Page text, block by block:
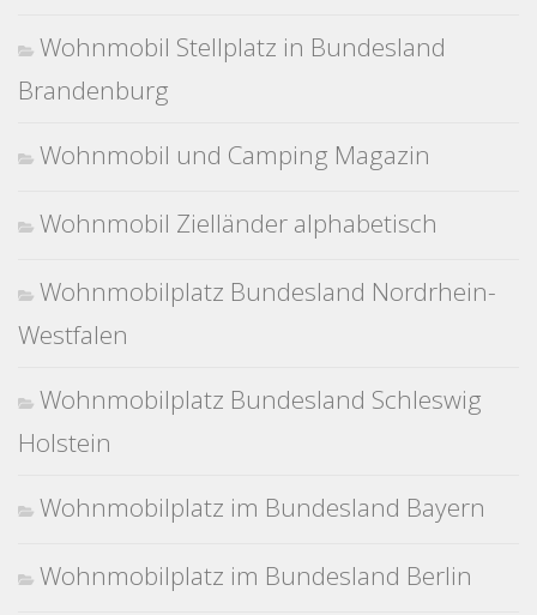
Wohnmobil Stellplatz in Bundesland
Brandenburg
Wohnmobil und Camping Magazin
Wohnmobil Zielländer alphabetisch
Wohnmobilplatz Bundesland Nordrhein-
Westfalen
Wohnmobilplatz Bundesland Schleswig
Holstein
Wohnmobilplatz im Bundesland Bayern
Wohnmobilplatz im Bundesland Berlin